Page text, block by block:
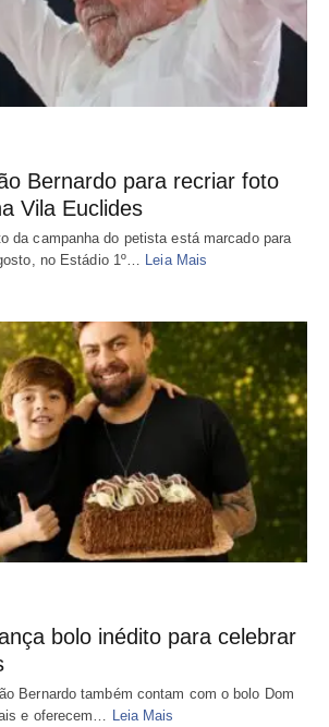
Bernardo para recriar foto
Vila Euclides
da campanha do petista está marcado para
no Estádio 1º… Leia Mais
bolo inédito para celebrar
Bernardo também contam com o bolo Dom
e oferecem… Leia Mais